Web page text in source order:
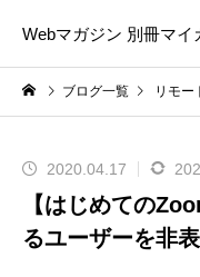
Webマガジン 別冊マイ
ブログ一覧 リモー
2020.04.17
【はじめての
るユーザーを非